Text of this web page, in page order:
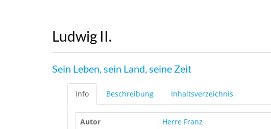
Ludwig II.
Sein Leben, sein Land, seine Zeit
Info Beschreibung Inhaltsverzeichnis
Autor
Herre Franz